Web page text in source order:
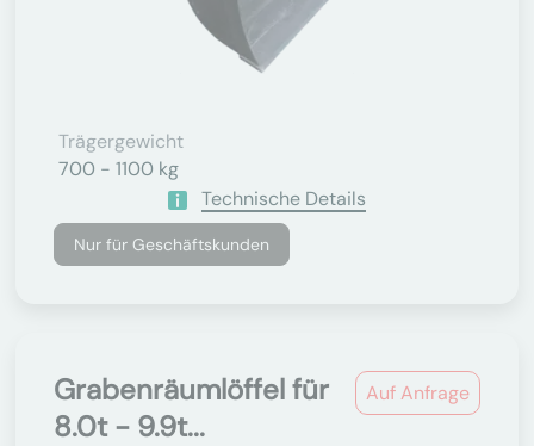
Trägergewicht
700 - 1100 kg
Technische Details
Nur für Geschäftskunden
Auf Anfrage
Grabenräumlöffel für
8.0t - 9.9t...